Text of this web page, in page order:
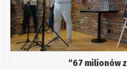
“67 milionów